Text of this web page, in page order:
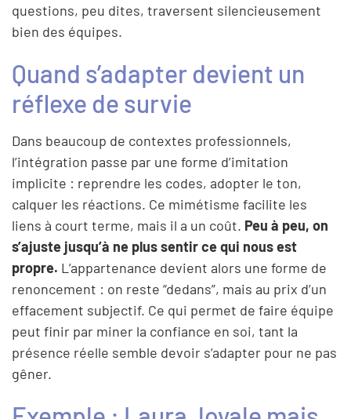
questions, peu dites, traversent silencieusement
bien des équipes.
Quand s’adapter devient un
réflexe de survie
Dans beaucoup de contextes professionnels,
l’intégration passe par une forme d’imitation
implicite : reprendre les codes, adopter le ton,
calquer les réactions. Ce mimétisme facilite les
liens à court terme, mais il a un coût. Peu à peu, on
s’ajuste jusqu’à ne plus sentir ce qui nous est
propre. L’appartenance devient alors une forme de
renoncement : on reste “dedans”, mais au prix d’un
effacement subjectif. Ce qui permet de faire équipe
peut finir par miner la confiance en soi, tant la
présence réelle semble devoir s’adapter pour ne pas
gêner.